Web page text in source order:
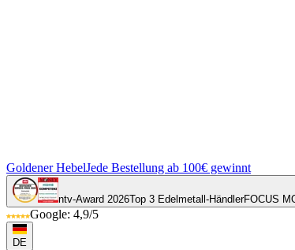
Goldener HebelJede Bestellung ab 100€ gewinnt
ntv-Award 2026Top 3 Edelmetall-HändlerFOCUS
Google: 4,9/5
DE